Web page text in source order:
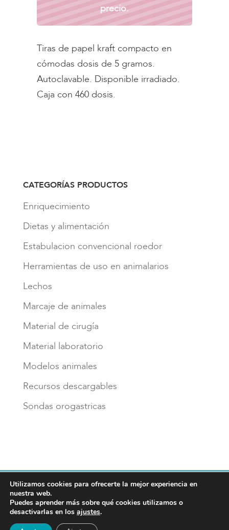
precio.
Tiras de papel kraft compacto en
cómodas dosis de 5 gramos.
Autoclavable. Disponible irradiado.
Caja con 460 dosis.
CATEGORÍAS PRODUCTOS
Enriquecimiento
Dietas y alimentación
Estabulacion convencional roedor
Herramientas de uso en animalarios
Lechos
Marcaje de animales
Material de cirugía
Material laboratorio
Modelos animales
Recursos descargables
Sondas orogastricas
Aviso legal
Política de privacidad
Política de cookies
Utilizamos cookies para ofrecerte la mejor experiencia en
nuestra web.
Puedes aprender más sobre qué cookies utilizamos o
desactivarlas en los ajustes.